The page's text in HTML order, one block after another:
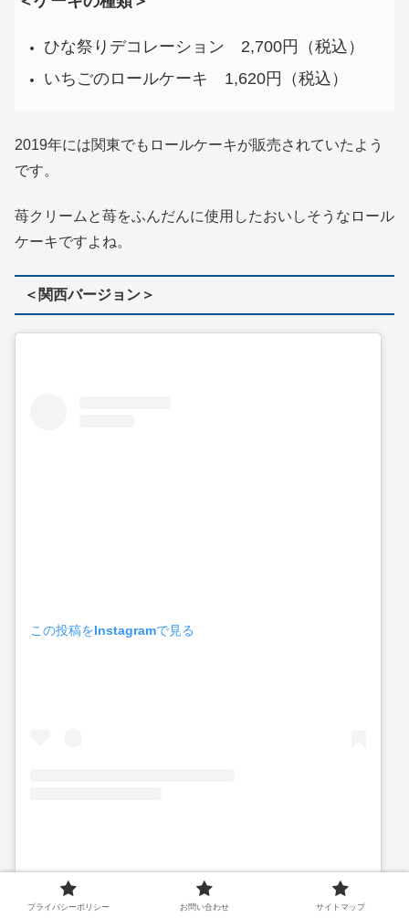
ひな祭りデコレーション 2,700円（税込）
いちごのロールケーキ 1,620円（税込）
2019年には関東でもロールケーキが販売されていたよう
です。
苺クリームと苺をふんだんに使用したおいしそうなロール
ケーキですよね。
＜関西バージョン＞
この投稿をInstagramで見る
ユーハイム公式(@juchheim1909)がシェアした投稿
プライバシーポリシー お問い合わせ サイトマップ